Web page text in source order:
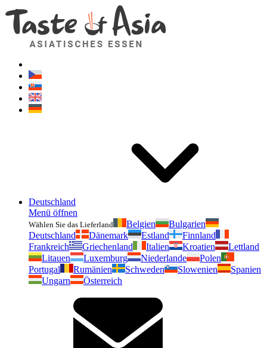
Deutschland
Menü öffnen
Wählen Sie das Lieferland Belgien
Bulgarien
Deutschland
Dänemark Estland
Finnland
Frankreich
Griechenland Italien Kroatien
Lettland
Litauen
Luxemburg Niederlande
Polen
Portugal
Rumänien Schweden Slowenien
Spanien
Ungarn
Österreich
Geschmackvonasien.de
Zögern Sie nicht zu fragen. Ich bin für Sie da!